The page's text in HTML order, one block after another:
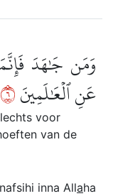
وَمَن جَٰهَدَ
عَنِ ٱلۡعَٰلَمِينَ٦
voor
van de
inna Allaha